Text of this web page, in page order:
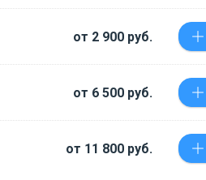
от 2 900 руб.
от 6 500 руб.
от 11 800 руб.